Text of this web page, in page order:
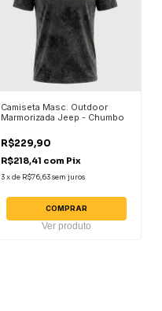
Camiseta Masc. Outdoor
Marmorizada Jeep - Chumbo
R$229,90
R$218,41 com Pix
3 xde R$76,63 sem juros
COMPRAR
Ver produto